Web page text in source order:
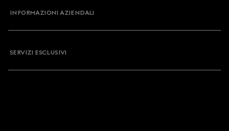
INFORMAZIONI AZIENDALI
SERVIZI ESCLUSIVI